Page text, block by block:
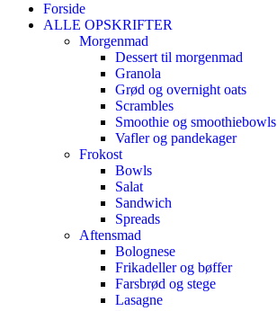
Forside
ALLE OPSKRIFTER
Morgenmad
Dessert til morgenmad
Granola
Grød og overnight oats
Scrambles
Smoothie og smoothiebowls
Vafler og pandekager
Frokost
Bowls
Salat
Sandwich
Spreads
Aftensmad
Bolognese
Frikadeller og bøffer
Farsbrød og stege
Lasagne